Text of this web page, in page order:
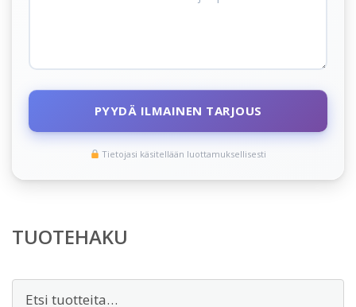
PYYDÄ ILMAINEN TARJOUS
Tietojasi käsitellään luottamuksellisesti
TUOTEHAKU